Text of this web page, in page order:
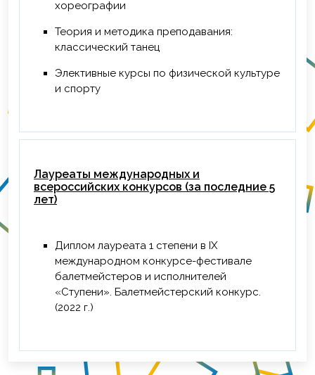
хореографии
Теория и методика преподавания:
классический танец
Элективные курсы по физической культуре
и спорту
Лауреаты международных и
всероссийских конкурсов (за последние 5
лет)
Диплом лауреата 1 степени в IX
международном конкурсе-фестивале
балетмейстеров и исполнителей
«Ступени». Балетмейстерский конкурс.
(2022 г.)